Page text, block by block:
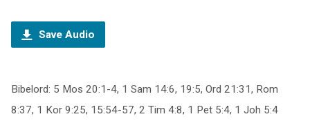
Save Audio
Bibelord: 5 Mos 20:1-4, 1 Sam 14:6, 19:5, Ord 21:31, Rom
8:37, 1 Kor 9:25, 15:54-57, 2 Tim 4:8, 1 Pet 5:4, 1 Joh 5:4